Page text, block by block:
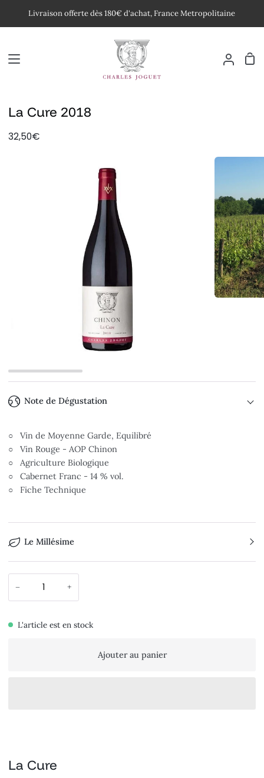
Livraison offerte dès 180€ d'achat, France Metropolitaine
Mon
La Cure 2018
32,50€
Note de Dégustation
○ Vin de Moyenne Garde, Equilibré
○ Vin Rouge - AOP Chinon
○ Agriculture Biologique
○ Cabernet Franc - 14 % vol.
○ Fiche Technique
Le Millésime
− +
L'article est en stock
Ajouter au panier
La Cure